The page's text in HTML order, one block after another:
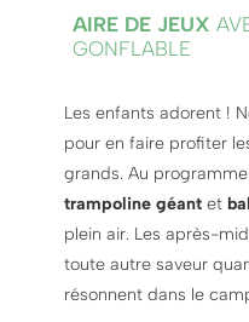
AIRE DE JEUX
GONFLABLE
Les enfants adorent !
pour en faire profiter
grands. Au
trampoline géantet
plein air. Les après-
toute autre saveur
résonnent dans le